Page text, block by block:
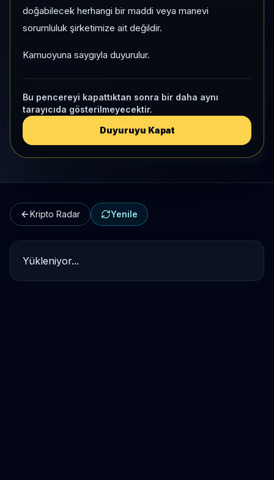
doğabilecek herhangi bir maddi veya manevi
sorumluluk şirketimize ait değildir.
Kamuoyuna saygıyla duyurulur.
Bu pencereyi kapattıktan sonra bir daha aynı
tarayıcıda gösterilmeyecektir.
Duyuruyu Kapat
Global market cap sıralaması
HIZLI GEÇIŞ
Kripto Karşılaştırma
Kategori Benchmark
Kripto Radar Yenile
Yükleniyor...